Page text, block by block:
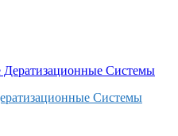
Системы